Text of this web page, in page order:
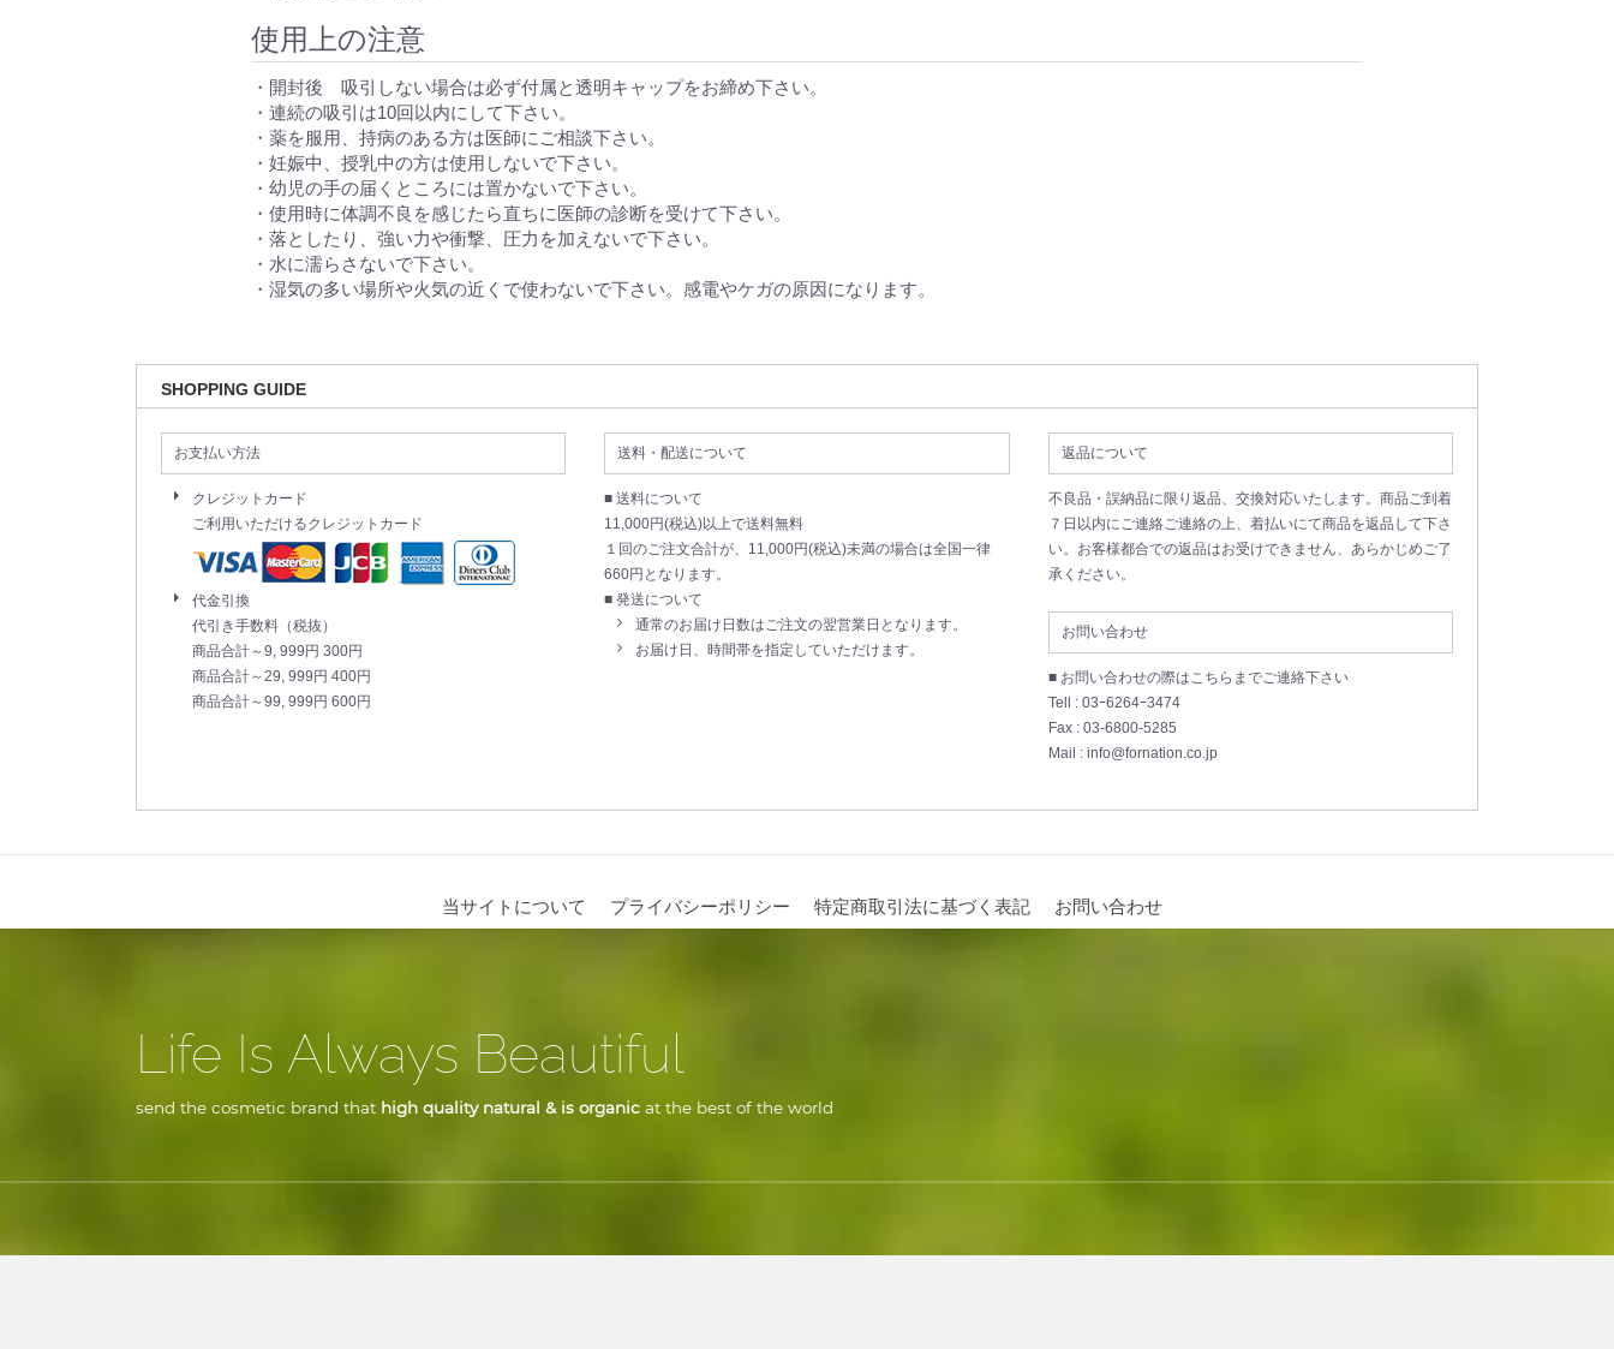
使用上の注意
・開封後 吸引しない場合は必ず付属と透明キャップをお締め下さい。
・連続の吸引は10回以内にして下さい。
・薬を服用、持病のある方は医師にご相談下さい。
・妊娠中、授乳中の方は使用しないで下さい。
・幼児の手の届くところには置かないで下さい。
・使用時に体調不良を感じたら直ちに医師の診断を受けて下さい。
・落としたり、強い力や衝撃、圧力を加えないで下さい。
・水に濡らさないで下さい。
・湿気の多い場所や火気の近くで使わないで下さい。感電やケガの原因になります。
SHOPPING GUIDE
お支払い方法
クレジットカード
ご利用いただけるクレジットカード
代金引換
代引き手数料（税抜）
商品合計～9, 999円 300円
商品合計～29, 999円 400円
商品合計～99, 999円 600円
送料・配送について
■ 送料について
11,000円(税込)以上で送料無料
１回のご注文合計が、11,000円(税込)未満の場合は全国一律
660円となります。
■ 発送について
通常のお届け日数はご注文の翌営業日となります。
お届け日、時間帯を指定していただけます。
返品について
不良品・誤納品に限り返品、交換対応いたします。商品ご到着
７日以内にご連絡ご連絡の上、着払いにて商品を返品して下さ
い。お客様都合での返品はお受けできません、あらかじめご了
承ください。
お問い合わせ
■ お問い合わせの際はこちらまでご連絡下さい
Tell : 03ｰ6264ｰ3474
Fax : 03-6800-5285
Mail : info@fornation.co.jp
当サイトについて プライバシーポリシー 特定商取引法に基づく表記 お問い合わせ
Life Is Always Beautiful
send the cosmetic brand that high quality natural & is organic at the best of the world